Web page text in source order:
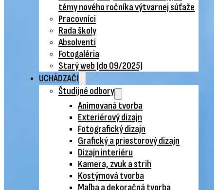
témy nového ročníka výtvarnej súťaže
Pracovníci
Rada školy
Absolventi
Fotogaléria
Starý web (do 09/2025)
UCHÁDZAČI
Študijné odbory
Animovaná tvorba
Exteriérový dizajn
Fotografický dizajn
Grafický a priestorový dizajn
Dizajn interiéru
Kamera, zvuk a strih
Kostýmová tvorba
Maľba a dekoračná tvorba